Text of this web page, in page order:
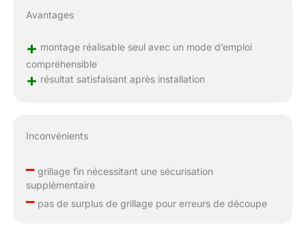
Avantages
+ montage réalisable seul avec un mode d’emploi
compréhensible
+ résultat satisfaisant après installation
Inconvénients
–grillage fin nécessitant une sécurisation
supplémentaire
–pas de surplus de grillage pour erreurs de découpe